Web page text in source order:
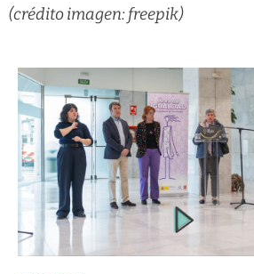
(crédito imagen: freepik)